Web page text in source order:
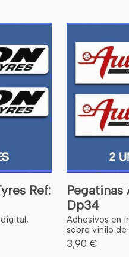
Ref:
Pegatinas
Dp34
Adhesivos en
sobre vinilo de
3,90 €